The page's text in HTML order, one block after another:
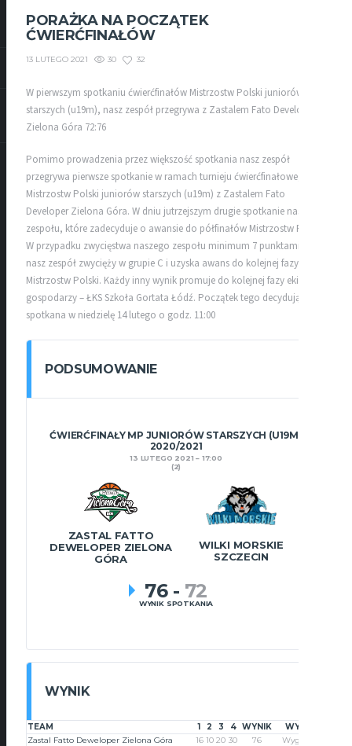
PORAŻKA NA POCZĄTEK
ĆWIERĆFINAŁÓW
13 LUTEGO 2021 30 32
W pierwszym spotkaniu ćwierćfinałów Mistrzostw Polski juniorów
starszych (u19m), nasz zespół przegrywa z Zastalem Fato Developer
Zielona Góra 72:76
Pomimo prowadzenia przez większość spotkania nasz zespół
przegrywa pierwsze spotkanie w ramach turnieju ćwierćfinałowego
Mistrzostw Polski juniorów starszych (u19m) z Zastalem Fato
Developer Zielona Góra. W dniu jutrzejszym drugie spotkanie naszego
zespołu, które zadecyduje o awansie do półfinałów Mistrzostw Polski.
W przypadku zwycięstwa naszego zespołu minimum 7 punktami, to
nasz zespół zwycięży w grupie C i uzyska awans do kolejnej fazy
Mistrzostw Polski. Każdy inny wynik promuje do kolejnej fazy ekipę
gospodarzy – ŁKS Szkoła Gortata Łódź. Początek tego decydującego
spotkana w niedzielę 14 lutego o godz. 11:00
PODSUMOWANIE
ĆWIERĆFINAŁY MP JUNIORÓW STARSZYCH (U19M)
2020/2021
13 LUTEGO 2021
17:00
(2)
ZASTAL FATTO
DEWELOPER ZIELONA
GÓRA
WILKI MORSKIE
SZCZECIN
76 - 72
WYNIK SPOTKANIA
WYNIK
TEAM 1 2 3 4 WYNIK
WYNIK
Zastal Fatto Deweloper Zielona Góra
16 10 20 30 76
Wygrana